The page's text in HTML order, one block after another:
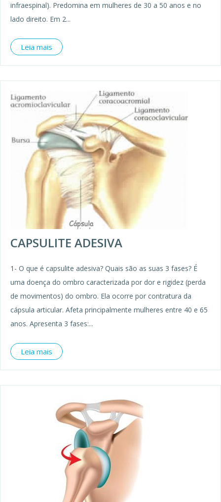
infraespinal). Predomina em mulheres de 30 a 50 anos e no
lado direito. Em 2...
Leia mais
CAPSULITE ADESIVA
1- O que é capsulite adesiva? Quais são as suas 3 fases? É
uma doença do ombro caracterizada por dor e rigidez (perda
de movimentos) do ombro. Ela ocorre por contratura da
cápsula articular. Afeta principalmente mulheres entre 40 e 65
anos. Apresenta 3 fases:...
Leia mais